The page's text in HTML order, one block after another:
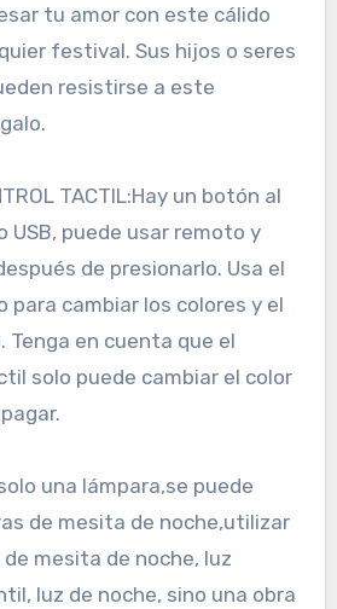
tu amor con este cálido
festival. Sus hijos o seres
resistirse a este
TACTIL:Hay un botón al
USB, puede usar remoto y
de presionarlo. Usa el
para cambiar los colores y el
Tenga en cuenta que el
solo puede cambiar el color
una lámpara,se puede
de mesita de noche,utilizar
mesita de noche, luz
luz de noche, sino una obra